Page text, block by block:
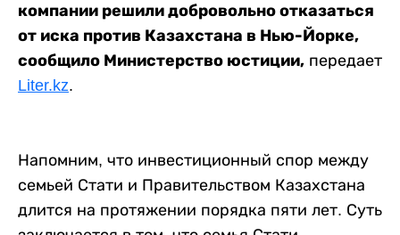
компании решили добровольно отказаться
от иска против Казахстана в Нью-Йорке,
сообщило Министерство юстиции, передает
Liter.kz.
Напомним, что инвестиционный спор между
семьей Стати и Правительством Казахстана
длится на протяжении порядка пяти лет. Суть